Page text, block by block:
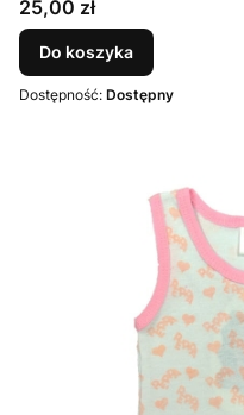
Cena
25,00 zł
Do koszyka
Dostępność: Dostępny